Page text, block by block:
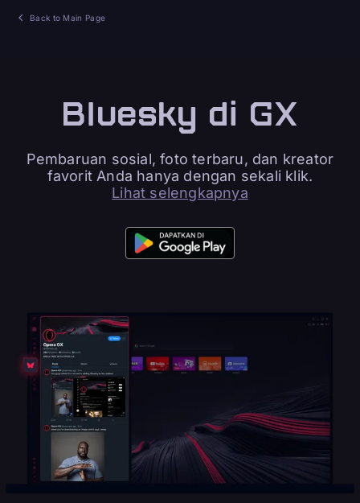
Back to Main Page
Bluesky di GX
Pembaruan sosial, foto terbaru, dan kreator
favorit Anda hanya dengan sekali klik.
Lihat selengkapnya